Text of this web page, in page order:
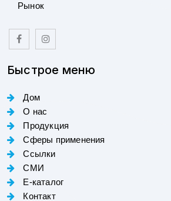
Рынок
Быстрое меню
Дом
О нас
Продукция
Сферы применения
Ссылки
СМИ
E-каталог
Контакт